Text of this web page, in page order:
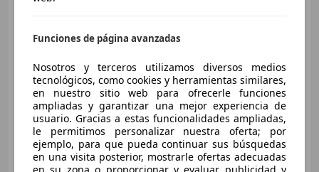
€ 5.000
Sin comparación
Funciones de página avanzadas
Nosotros y terceros utilizamos diversos medios
tecnológicos, como cookies y herramientas similares,
en nuestro sitio web para ofrecerle funciones
ampliadas y garantizar una mejor experiencia de
usuario. Gracias a estas funcionalidades ampliadas,
le permitimos personalizar nuestra oferta; por
ejemplo, para que pueda continuar sus búsquedas
en una visita posterior, mostrarle ofertas adecuadas